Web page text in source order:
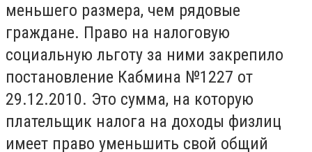
меньшего размера, чем рядовые
граждане. Право на налоговую
социальную льготу за ними закрепило
постановление Кабмина №1227 от
29.12.2010. Это сумма, на которую
плательщик налога на доходы физлиц
имеет право уменьшить свой общий